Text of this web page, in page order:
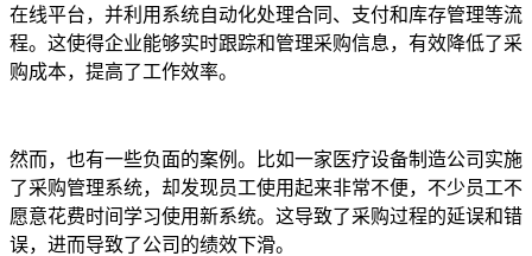
在线平台，并利用系统自动化处理合同、支付和库存管理等流
程。这使得企业能够实时跟踪和管理采购信息，有效降低了采
购成本，提高了工作效率。
然而，也有一些负面的案例。比如一家医疗设备制造公司实施
了采购管理系统，却发现员工使用起来非常不便，不少员工不
愿意花费时间学习使用新系统。这导致了采购过程的延误和错
误，进而导致了公司的绩效下滑。